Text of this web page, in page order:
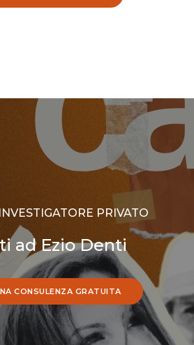
PRIVATO
ad Ezio Denti
CONSULENZA GRATUITA